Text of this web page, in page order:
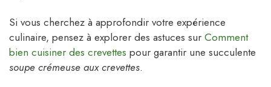
Si vous cherchez à approfondir votre expérience
culinaire, pensez à explorer des astuces sur Comment
bien cuisiner des crevettes pour garantir une succulente
soupe crémeuse aux crevettes.